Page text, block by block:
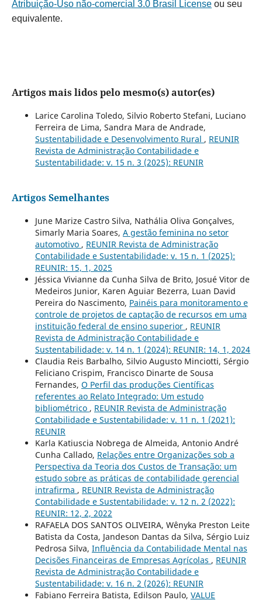
Atribuição-Uso não-comercial 3.0 Brasil Licenseou seu
equivalente.
Artigos mais lidos pelo mesmo(s) autor(es)
Larice Carolina Toledo, Silvio Roberto Stefani, Luciano
Ferreira de Lima, Sandra Mara de Andrade,
Sustentabilidade e Desenvolvimento Rural , REUNIR
Revista de Administração Contabilidade e
Sustentabilidade: v. 15 n. 3 (2025): REUNIR
Artigos Semelhantes
June Marize Castro Silva, Nathália Oliva Gonçalves,
Simarly Maria Soares, A gestão feminina no setor
automotivo , REUNIR Revista de Administração
Contabilidade e Sustentabilidade: v. 15 n. 1 (2025):
REUNIR: 15, 1, 2025
Jéssica Vivianne da Cunha Silva de Brito, Josué Vitor de
Medeiros Junior, Karen Aguiar Bezerra, Luan David
Pereira do Nascimento, Painéis para monitoramento e
controle de projetos de captação de recursos em uma
instituição federal de ensino superior , REUNIR
Revista de Administração Contabilidade e
Sustentabilidade: v. 14 n. 1 (2024): REUNIR: 14, 1, 2024
Claudia Reis Barbalho, Silvio Augusto Minciotti, Sérgio
Feliciano Crispim, Francisco Dinarte de Sousa
Fernandes, O Perfil das produções Científicas
referentes ao Relato Integrado: Um estudo
bibliométrico , REUNIR Revista de Administração
Contabilidade e Sustentabilidade: v. 11 n. 1 (2021):
REUNIR
Karla Katiuscia Nobrega de Almeida, Antonio André
Cunha Callado, Relações entre Organizações sob a
Perspectiva da Teoria dos Custos de Transação: um
estudo sobre as práticas de contabilidade gerencial
intrafirma , REUNIR Revista de Administração
Contabilidade e Sustentabilidade: v. 12 n. 2 (2022):
REUNIR: 12, 2, 2022
RAFAELA DOS SANTOS OLIVEIRA, Wênyka Preston Leite
Batista da Costa, Jandeson Dantas da Silva, Sérgio Luiz
Pedrosa Silva, Influência da Contabilidade Mental nas
Decisões Financeiras de Empresas Agrícolas , REUNIR
Revista de Administração Contabilidade e
Sustentabilidade: v. 16 n. 2 (2026): REUNIR
Fabiano Ferreira Batista, Edilson Paulo, VALUE